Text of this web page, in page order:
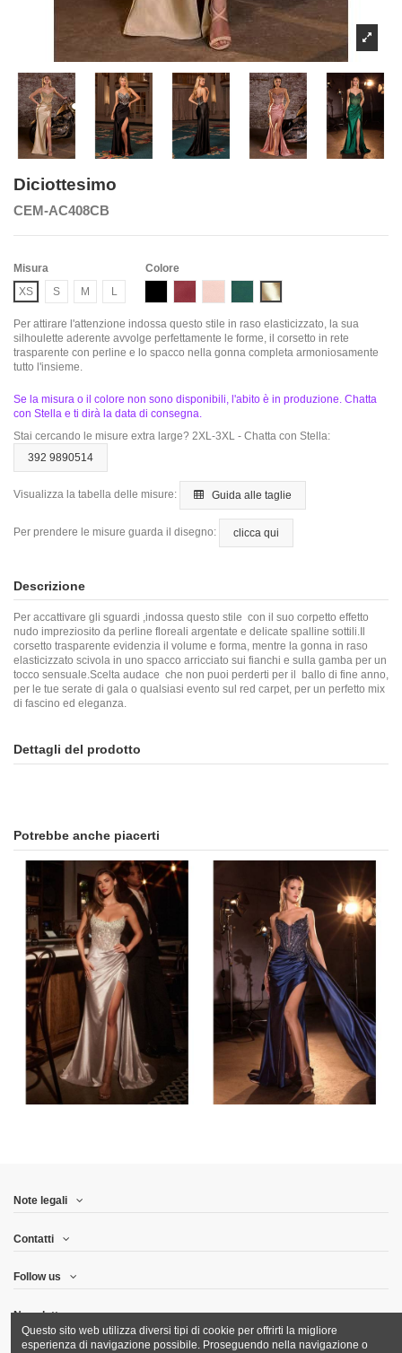
Diciottesimo
CEM-AC408CB
Misura
XS
S M L
Colore
Dusty Rose
EmeraldGold
Per attirare l'attenzione indossa questo stile in raso elasticizzato, la sua
silhoulette aderente avvolge perfettamente le forme, il corsetto in rete
trasparente con perline e lo spacco nella gonna completa armoniosamente
tutto l'insieme.
Se la misura o il colore non sono disponibili, l'abito è in produzione. Chatta
con Stella e ti dirà la data di consegna.
Stai cercando le misure extra large? 2XL-3XL - Chatta con Stella:
392 9890514
Visualizza la tabella delle misure: Guida alle taglie
Per prendere le misure guarda il disegno: clicca qui
Descrizione
Per accattivare gli sguardi ,indossa questo stile con il suo corpetto effetto
nudo impreziosito da perline floreali argentate e delicate spalline sottili.Il
corsetto trasparente evidenzia il volume e forma, mentre la gonna in raso
elasticizzato scivola in uno spacco arricciato sui fianchi e sulla gamba per un
tocco sensuale.Scelta audace che non puoi perderti per il ballo di fine anno,
per le tue serate di gala o qualsiasi evento sul red carpet, per un perfetto mix
di fascino ed eleganza.
Dettagli del prodotto
Potrebbe anche piacerti
Note legali
Contatti
Follow us
Newsletter
Questo sito web utilizza diversi tipi di cookie per offrirti la migliore
esperienza di navigazione possibile. Proseguendo nella navigazione o